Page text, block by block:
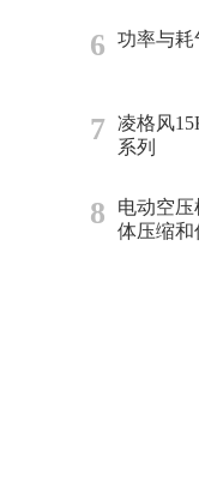
6 功率与耗
7
凌格风
系列
8
电动空
体压缩和